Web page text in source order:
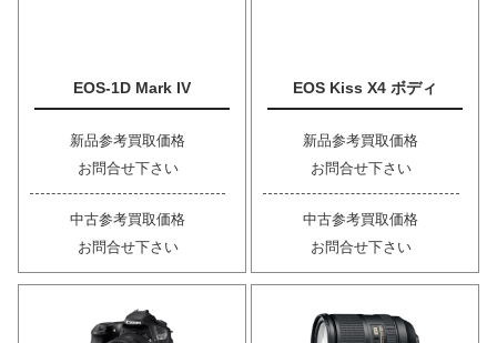
EOS-1D Mark IV
新品参考買取価格
お問合せ下さい
中古参考買取価格
お問合せ下さい
EOS Kiss X4 ボディ
新品参考買取価格
お問合せ下さい
中古参考買取価格
お問合せ下さい